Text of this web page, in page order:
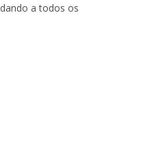
a todos os